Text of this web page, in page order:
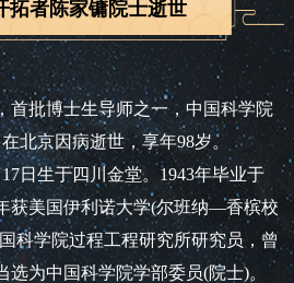
拓者陈家镛院士逝世
批博士生导师之一，中国科学院
北京因病逝世，享年98岁。
日生于四川金堂。1943年毕业于
获美国伊利诺大学(尔班纳—香槟校
科学院过程工程研究所研究员，曾
选为中国科学院学部委员(院士)。